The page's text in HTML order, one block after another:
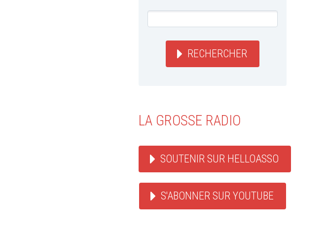
ACTU REGGAE ACTU ROCK WEBZINE REGGAE
WEBZINE ROCK
ACTU ROCK
RECHERCHER
LA GROSSE RADIO
SOUTENIR SUR HELLOASSO
S'ABONNER SUR YOUTUBE